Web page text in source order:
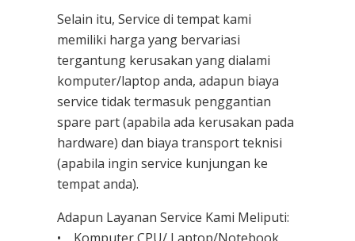
Selain itu, Service di tempat kami
memiliki harga yang bervariasi
tergantung kerusakan yang dialami
komputer/laptop anda, adapun biaya
service tidak termasuk penggantian
spare part (apabila ada kerusakan pada
hardware) dan biaya transport teknisi
(apabila ingin service kunjungan ke
tempat anda).
Adapun Layanan Service Kami Meliputi: